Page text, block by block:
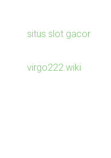
situs slot gacor
virgo222.wiki